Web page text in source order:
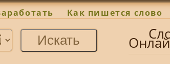
Как пишется слово